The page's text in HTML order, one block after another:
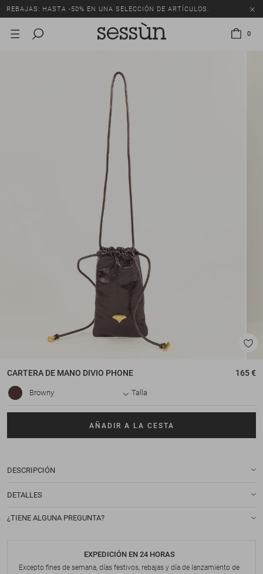
REBAJAS: HASTA -50% EN UNA SELECCIÓN DE ARTÍCULOS.
0
CARTERA DE MANO DIVIO PHONE 165 €
Browny Talla
AÑADIR A LA CESTA
DESCRIPCIÓN
DETALLES
¿TIENE ALGUNA PREGUNTA?
EXPEDICIÓN EN 24 HORAS
Excepto fines de semana, días festivos, rebajas y día de lanzamiento de